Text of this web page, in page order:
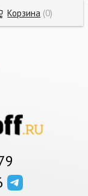
Корзина (0)